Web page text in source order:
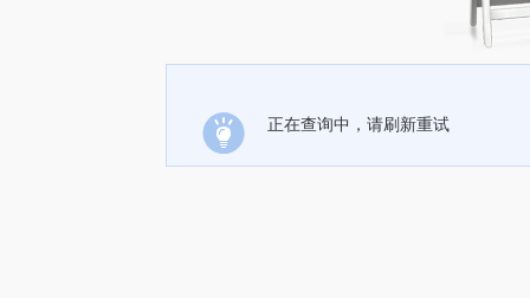
正在查询中，请刷新重试